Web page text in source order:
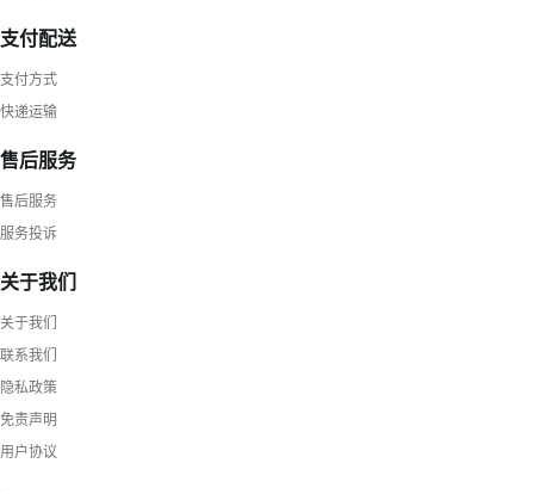
支付配送
支付方式
快递运输
售后服务
售后服务
服务投诉
关于我们
关于我们
联系我们
隐私政策
免责声明
用户协议